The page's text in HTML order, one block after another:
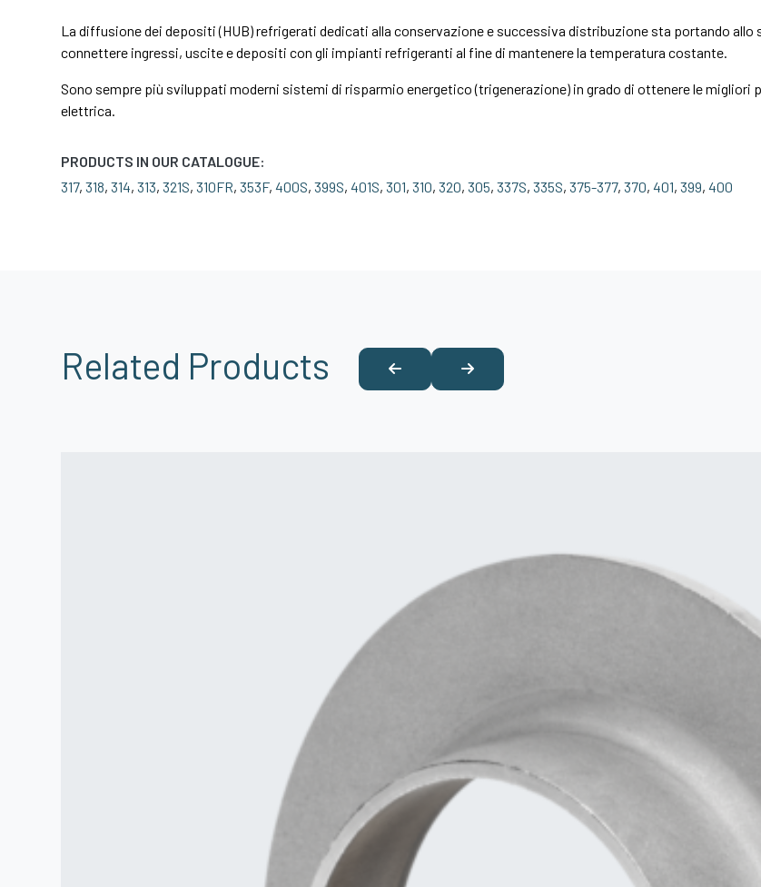
La diffusione dei depositi (HUB) refrigerati dedicati alla conservazione e successiva distribuzione sta portando
connettere ingressi, uscite e depositi con gli impianti refrigeranti al fine di mantenere la temperatura costante.
Sono sempre più sviluppati moderni sistemi di risparmio energetico (trigenerazione) in grado di ottenere le migliori
elettrica.
PRODUCTS IN OUR CATALOGUE:
317,318,314,313,321S,310FR,353F,400S,399S,401S,301,310,320,305,337S,335S,375-377,370,401,399,400
Related Products